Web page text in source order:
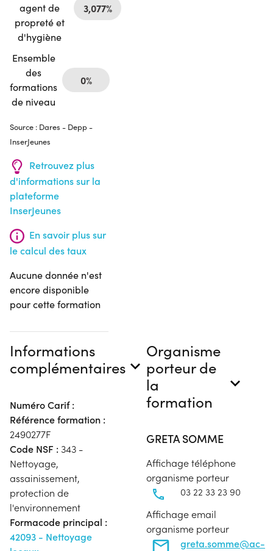
agent de
propreté et
d'hygiène
3,077%
Ensemble
des
formations
de niveau
0%
Source : Dares - Depp -
InserJeunes
Retrouvez plus
d'informations sur la
plateforme
InserJeunes
En savoir plus sur
le calcul des taux
Aucune donnée n'est
encore disponible
pour cette formation
Informations
complémentaires
Numéro Carif :
Référence formation :
2490277F
Code NSF : 343 -
Nettoyage,
assainissement,
protection de
l'environnement
Formacode principal :
42093 - Nettoyage
Organisme
porteur de
la
formation
GRETA SOMME
Affichage téléphone
organisme porteur
03 22 33 23 90
Affichage email
organisme porteur
greta.somme@ac-